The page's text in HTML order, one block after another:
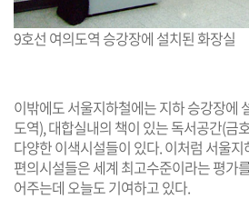
9호선 여의도역 승강장에 설치된 화장실
이밖에도 서울지하철에는 지하 승강장에
도역), 대합실내의 책이 있는 독서공간(금
다양한 이색시설들이 있다. 이처럼 서울
편의시설들은 세계 최고수준이라는 평가
어주는데 오늘도 기여하고 있다.